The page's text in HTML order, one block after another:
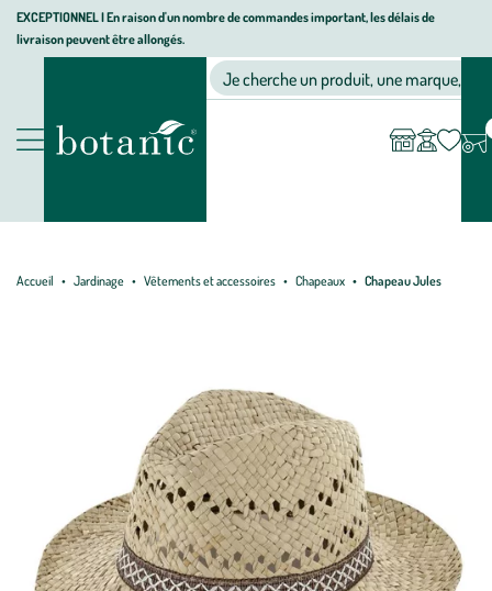
Aller
Aller
au
Aller
au
page
EXCEPTIONNEL I En raison d'un nombre de commandes important, les délais de
livraison peuvent être allongés.
Nos produits
Jardinerie écologique, animalerie, décoration, alimentation bio
Je cherche un produit, une marque, un
compte
Accueil Jardinage Vêtements et accessoires Chapeaux Chapeau Jules